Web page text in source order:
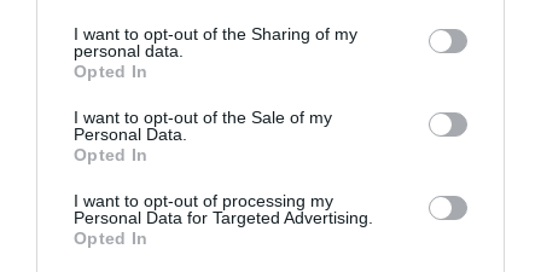
I want to opt-out of the Sharing of my
personal data.
Opted In
I want to opt-out of the Sale of my
Personal Data.
Opted In
I want to opt-out of processing my
Personal Data for Targeted Advertising.
Opted In
COMPETIÇÕES